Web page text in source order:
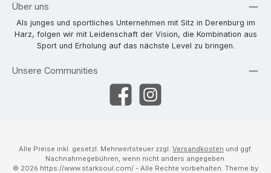
Über uns
Als junges und sportliches Unternehmen mit Sitz in Derenburg im
Harz, folgen wir mit Leidenschaft der Vision, die Kombination aus
Sport und Erholung auf das nächste Level zu bringen.
Unsere Communities
FacebookInstagram
Alle Preise inkl. gesetzl. Mehrwertsteuer zzgl. Versandkosten und ggf.
Nachnahmegebühren, wenn nicht anders angegeben.
© 2026 https://www.starksoul.com/ - Alle Rechte vorbehalten. Theme by